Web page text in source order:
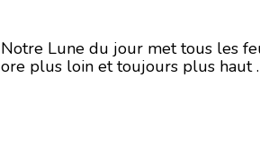
Notre Lune du jour met tous les
ore plus loin et toujours plus haut .